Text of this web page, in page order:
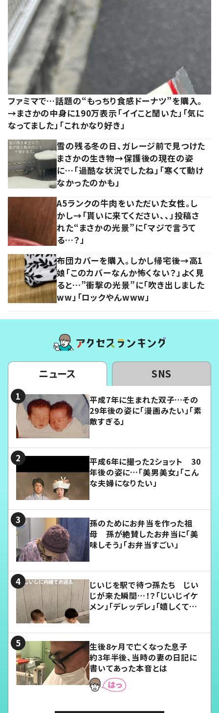
ファミマで…話題の“もっちり食感ドーナツ”を購入。
→まさかの中身に190万表示「イイこと聞いた」「気に
なってました」「これかなり好き」
雪の残る冬の日、ガレージ前で見つけた
まさかの生き物→保護後の現在の姿
に…「過酷な状況でしたね」「寒くて動け
なかったのかも」
A5ランクの牛肉をいただいた女性。し
かし→「貰いに来てください、、」投稿さ
れた“まさかの光景”に「マジで言うて
る…？」
布団カバーを購入。しかし帰宅後→高1
娘「このカバーなんか怖くない？」よく見
ると…”衝撃の光景”に「吹き出しました
ww」「ロックやんwww」
ニュース SNS
平成7年に生まれた双子…その
29年後の姿に「漫画みたい」「素
敵すぎる」
平成6年に撮った2ショット 30
年後の姿に…「美男美女」「こん
な夫婦になりたい」
孫のためにお弁当を作った祖
母 孫が絶賛したお弁当に「美
味しそう」「お弁当すごい」
じいじを駅で待つ孫たち じい
じが来た瞬間…！？「じいじイケ
メン」「デレッデレ」「嬉しくて可
生後8ヶ月で亡くなった息子
約3年半後、当時の妻の日記に
書いてあった本音とは